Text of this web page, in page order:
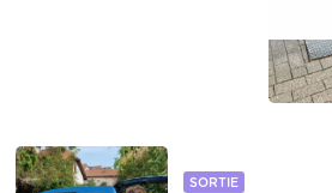
SORTIE